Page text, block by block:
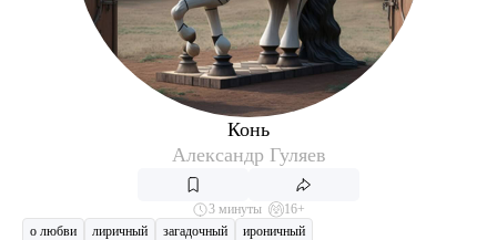
Конь
Александр Гуляев
3 минуты
16+
о любви
лиричный загадочный ироничный